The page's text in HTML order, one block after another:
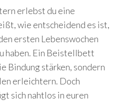
erlebst du eine
wie entscheidend es ist,
ersten Lebenswochen
haben. Ein Beistellbett
Bindung stärken, sondern
erleichtern. Doch
sich nahtlos in euren